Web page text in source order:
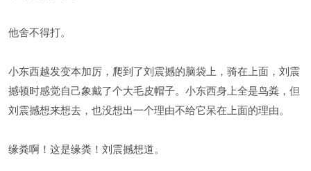
他舍不得打。
小东西越发变本加厉，爬到了刘震撼的脑袋上，骑在上面，刘震
撼顿时感觉自己象戴了个大毛皮帽子。小东西身上全是鸟粪，但
刘震撼想来想去，也没想出一个理由不给它呆在上面的理由。
缘粪啊！这是缘粪！刘震撼想道。